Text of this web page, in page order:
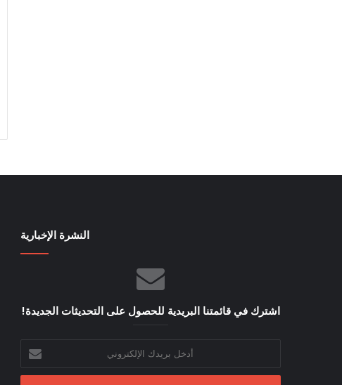
النشرة الإخبارية
اشترك في قائمتنا البريدية للحصول على التحديثات الجديدة!
الإلكتروني